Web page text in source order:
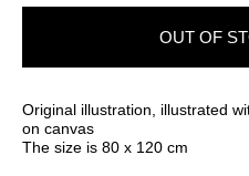
OUT OF
Original illustration, illustrated
on canvas
The size is 80 x 120 cm